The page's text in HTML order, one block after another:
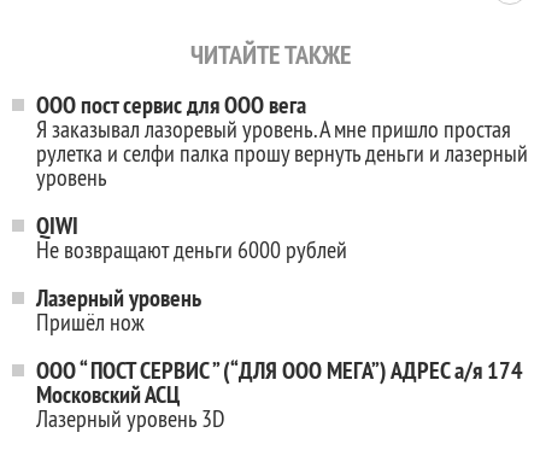
ЧИТАЙТЕ ТАКЖЕ
ООО пост сервис для ООО вега
Я заказывал лазоревый уровень. А мне пришло простая
рулетка и селфи палка прошу вернуть деньги и лазерный
уровень
QIWI
Не возвращают деньги 6000 рублей
Лазерный уровень
Пришёл нож
ООО “ ПОСТ СЕРВИС ” (“ДЛЯ ООО МЕГА”) АДРЕС а/я 174
Московский АСЦ
Лазерный уровень 3D